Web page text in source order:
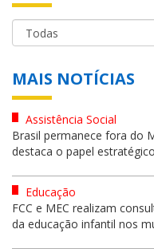
MAIS NOTÍCIAS
Assistência Social
Brasil permanece fora do
destaca o papel
Educação
FCC e MEC realizam
da educação infantil nos